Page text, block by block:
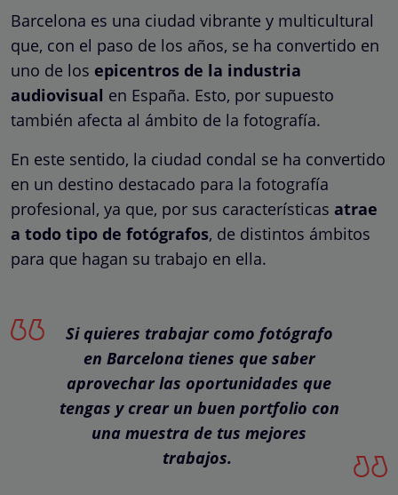
Barcelona es una ciudad vibrante y multicultural
que, con el paso de los años, se ha convertido en
uno de los epicentros de la industria
audiovisual en España. Esto, por supuesto
también afecta al ámbito de la fotografía.
En este sentido, la ciudad condal se ha convertido
en un destino destacado para la fotografía
profesional, ya que, por sus características atrae
a todo tipo de fotógrafos, de distintos ámbitos
para que hagan su trabajo en ella.
Si quieres trabajar como fotógrafo
en Barcelona tienes que saber
aprovechar las oportunidades que
tengas y crear un buen portfolio con
una muestra de tus mejores
trabajos.